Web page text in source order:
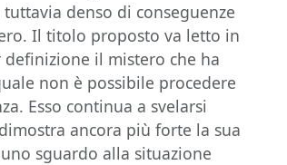
denso di conseguenze
Il titolo proposto va letto in
il mistero che ha
non è possibile procedere
Esso continua a svelarsi
ancora più forte la sua
sguardo alla situazione